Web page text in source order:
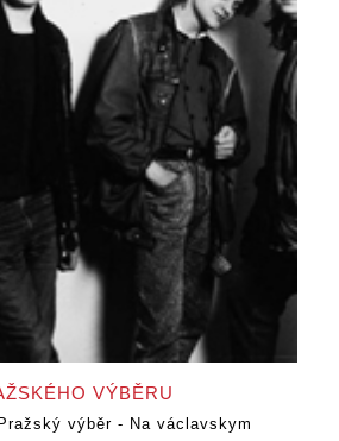
VÝBĚRU
výběr - Na václavskym